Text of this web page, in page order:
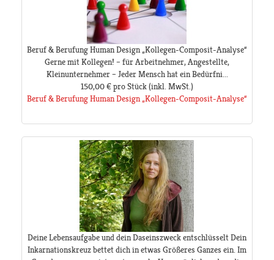
Beruf & Berufung Human Design „Kollegen-Composit-Analyse“
Gerne mit Kollegen! – für Arbeitnehmer, Angestellte,
Kleinunternehmer – Jeder Mensch hat ein Bedürfni...
150,00 €pro Stück(inkl. MwSt.)
Beruf & Berufung Human Design „Kollegen-Composit-Analyse“
Deine Lebensaufgabe und dein Daseinszweck entschlüsselt Dein
Inkarnationskreuz bettet dich in etwas Größeres Ganzes ein. Im